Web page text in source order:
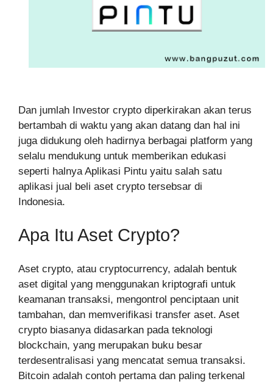
Dan jumlah Investor crypto diperkirakan akan terus
bertambah di waktu yang akan datang dan hal ini
juga didukung oleh hadirnya berbagai platform yang
selalu mendukung untuk memberikan edukasi
seperti halnya Aplikasi Pintu yaitu salah satu
aplikasi jual beli aset crypto tersebsar di
Indonesia.
Apa Itu Aset Crypto?
Aset crypto, atau cryptocurrency, adalah bentuk
aset digital yang menggunakan kriptografi untuk
keamanan transaksi, mengontrol penciptaan unit
tambahan, dan memverifikasi transfer aset. Aset
crypto biasanya didasarkan pada teknologi
blockchain, yang merupakan buku besar
terdesentralisasi yang mencatat semua transaksi.
Bitcoin adalah contoh pertama dan paling terkenal